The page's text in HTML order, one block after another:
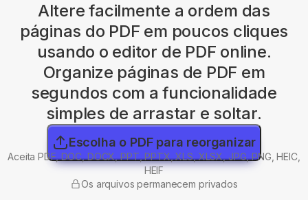
Altere facilmente a ordem das
páginas do PDF em poucos cliques
usando o editor de PDF online.
Organize páginas de PDF em
segundos com a funcionalidade
simples de arrastar e soltar.
Escolha o PDF para reorganizar
Aceita PDF, DOC, DOCX, PPT, PPTX, XLS, XLSX, JPG, PNG, HEIC,
HEIF
Os arquivos permanecem privados